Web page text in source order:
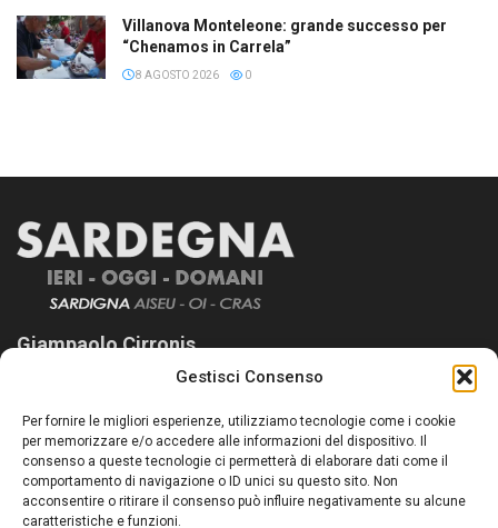
Gestisci Consenso
Per fornire le migliori esperienze, utilizziamo tecnologie come i cookie
per memorizzare e/o accedere alle informazioni del dispositivo. Il
consenso a queste tecnologie ci permetterà di elaborare dati come il
comportamento di navigazione o ID unici su questo sito. Non
acconsentire o ritirare il consenso può influire negativamente su alcune
caratteristiche e funzioni.
Villanova Monteleone: grande successo per
“Chenamos in Carrela”
8 AGOSTO 2026 0
Giampaolo Cirronis
Sardegna Ieri-Oggi-Domani nasce per informare “liberamente” i
lettori su quanto accade in Sardegna, con un occhio rivolto al
nostro passato e, soprattutto, al nostro futuro
Follow Us